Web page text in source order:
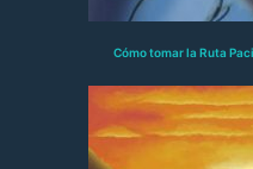
Cómo tomar la Ruta